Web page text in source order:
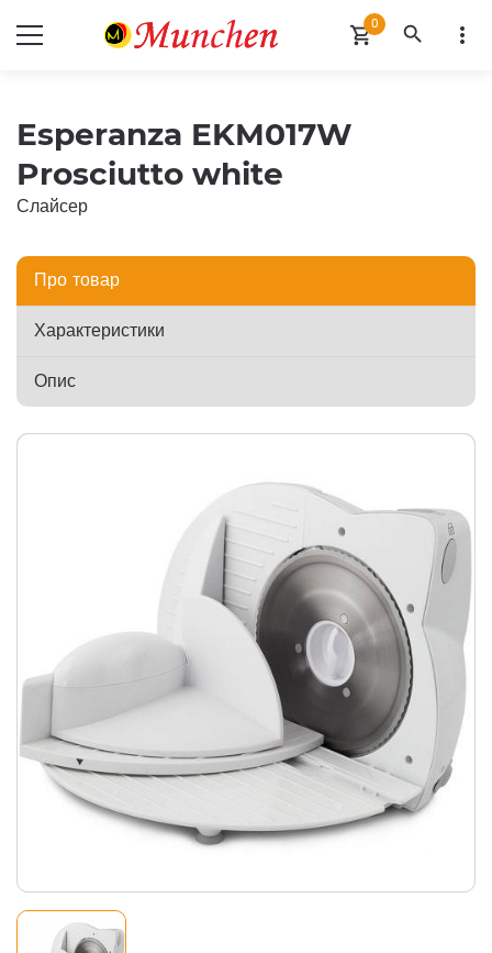
shopping_cart0 search more_vert
Esperanza EKM017W
Prosciutto white
Слайсер
Про товар
Характеристики
Опис